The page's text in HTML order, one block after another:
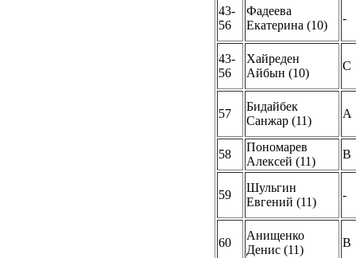
43-
56
Фадеева
Екатерина (10)
-
43-
56
Хайреден
Айбын (10)
С
57
Бидайбек
Санжар (11)
A
58
Пономарев
Алексей (11)
B
59
Шульгин
Евгений (11)
-
60
Анищенко
Денис (11)
B